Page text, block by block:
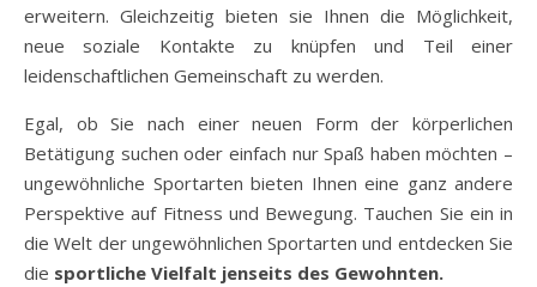
erweitern. Gleichzeitig bieten sie Ihnen die Möglichkeit,
neue soziale Kontakte zu knüpfen und Teil einer
leidenschaftlichen Gemeinschaft zu werden.
Egal, ob Sie nach einer neuen Form der körperlichen
Betätigung suchen oder einfach nur Spaß haben möchten –
ungewöhnliche Sportarten bieten Ihnen eine ganz andere
Perspektive auf Fitness und Bewegung. Tauchen Sie ein in
die Welt der ungewöhnlichen Sportarten und entdecken Sie
die sportliche Vielfalt jenseits des Gewohnten.